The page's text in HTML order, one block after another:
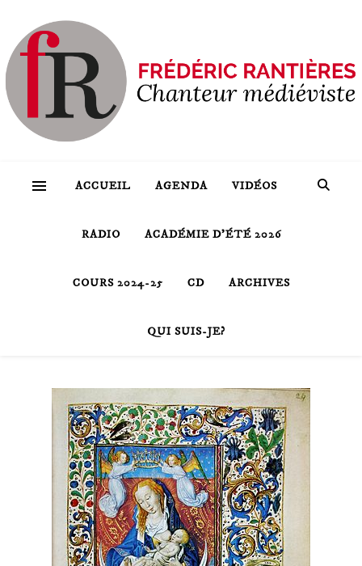
ACCUEIL AGENDA VIDÉOS
RADIO ACADÉMIE D’ÉTÉ 2026
COURS 2024-25 CD ARCHIVES
QUI SUIS-JE?